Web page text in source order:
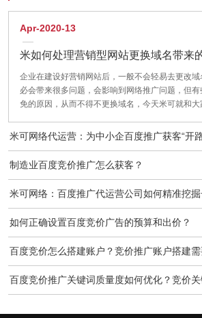
Apr-2020-13
米如何处理营销型网站更换域名带来
企业在建设好营销网站后，一般不会轻易去更改
必会带来很多问题，会影响到网络推广问题，但
免的原因，从而不得不更换域名，今天米可就和
米可网络代运营：为中小企百度推广获客“开
制造业百度竞价推广怎么获客？
如何正确设置百度竞价广告的预算和出价？